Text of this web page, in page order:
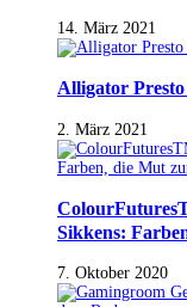
14. März 2021
Alligator
2. März 2021
Sikkens:
7. Oktober 2020